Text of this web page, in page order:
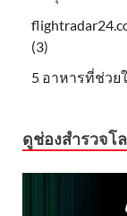
(3)
5 อาหารที่ช่ว
ดูช่องสำรวจโ